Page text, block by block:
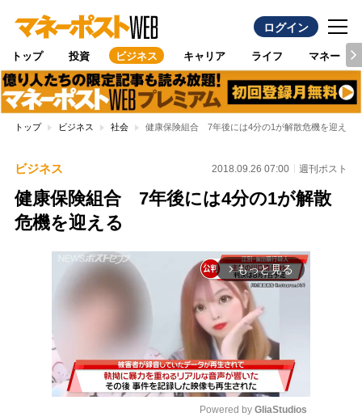
ログイン
トップ 投資 ビジネス キャリア ライフ マネー
トップ ビジネス 社会 健康保険組合 7年後には4分の1が解散危機を迎える
ビジネス 2018.09.26 07:00 週刊ポスト
健康保険組合 7年後には4分の1が解散
危機を迎える
arrow_forward_ios もっと見る
Powered by GliaStudios